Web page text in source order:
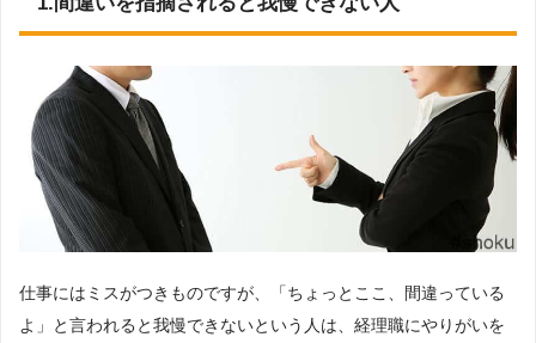
仕事にはミスがつきものですが、「ちょっとここ、間違っている
よ」と言われると我慢できないという人は、経理職にやりがいを